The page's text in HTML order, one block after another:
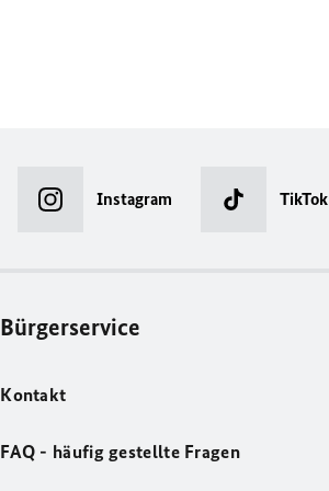
Instagram TikTok
Bürgerservice
Kontakt
FAQ - häufig gestellte Fragen